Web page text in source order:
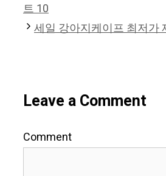
트 10
세일 강아지케이프 최저가
Leave a Comment
Comment